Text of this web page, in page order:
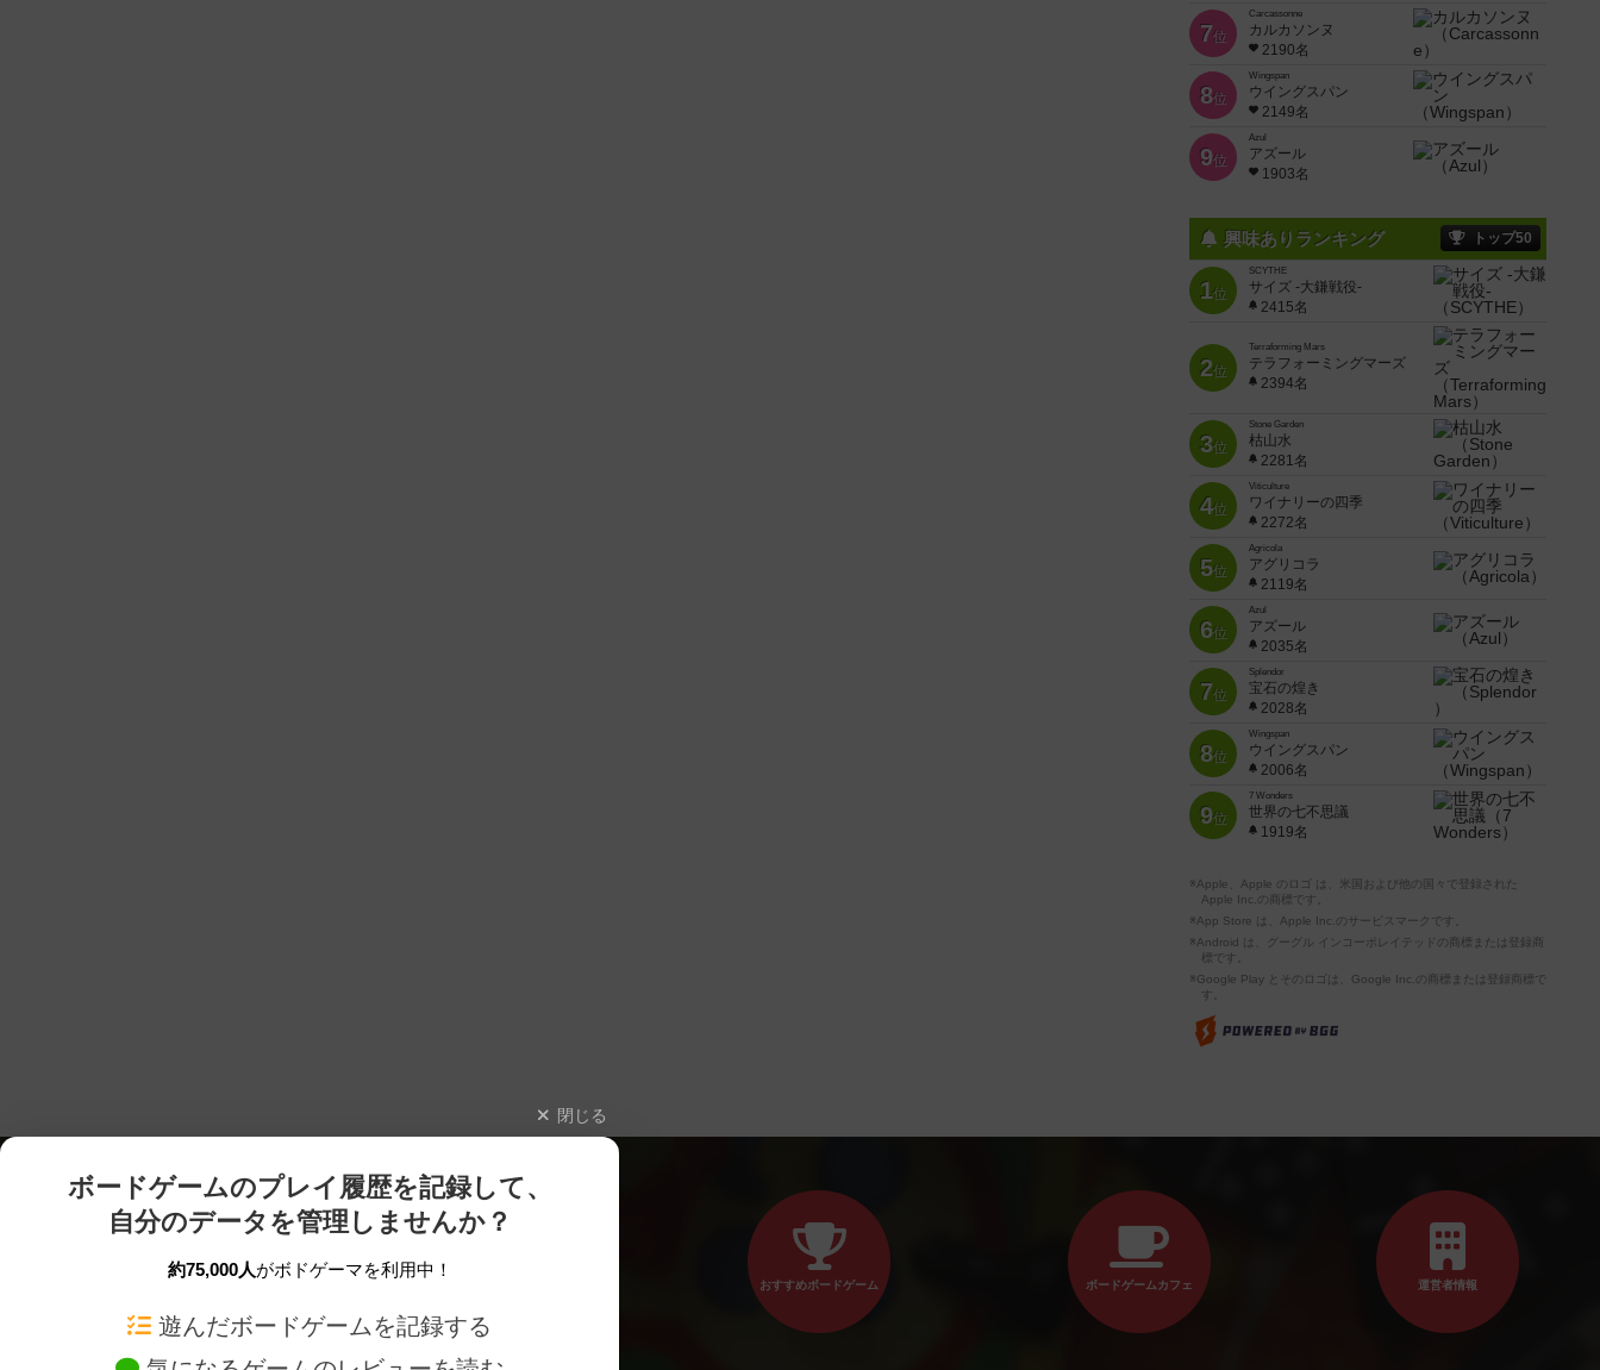
7位
Carcassonne
カルカソンヌ
2190名
8位
Wingspan
ウイングスパン
2149名
9位
Azul
アズール
1903名
興味ありランキング トップ50
1位
SCYTHE
サイズ -大鎌戦役-
2415名
2位
Terraforming Mars
テラフォーミングマーズ
2394名
3位
Stone Garden
枯山水
2281名
4位
Viticulture
ワイナリーの四季
2272名
5位
Agricola
アグリコラ
2119名
6位
Azul
アズール
2035名
7位
Splendor
宝石の煌き
2028名
8位
Wingspan
ウイングスパン
2006名
9位
7 Wonders
世界の七不思議
1919名
※Apple、Apple のロゴ は、米国および他の国々で登録された
Apple Inc.の商標です。
※App Store は、Apple Inc.のサービスマークです。
※Android は、グーグル インコーポレイテッドの商標または登録商
標です。
※Google Play とそのロゴは、Google Inc.の商標または登録商標で
す。
閉じる
ボードゲームのプレイ履歴を記録して、
自分のデータを管理しませんか？
約75,000人がボドゲーマを利用中！
遊んだボードゲームを記録する
おすすめボードゲーム ボードゲームカフェ 運営者情報